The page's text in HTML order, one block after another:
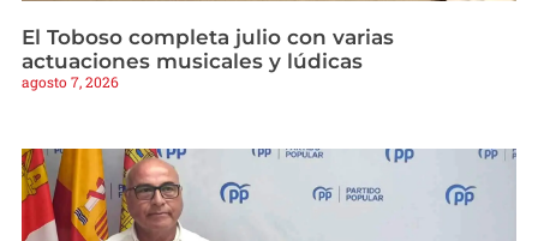
El Toboso completa julio con varias
actuaciones musicales y lúdicas
agosto 7, 2026